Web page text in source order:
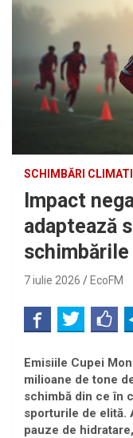
SCHIMBĂRI
Impact
adaptează
7 iulie 2026 EcoFM
Emisiile Cupei
milioane de tone
schimbă din ce în
sporturile de elită.
pauze de